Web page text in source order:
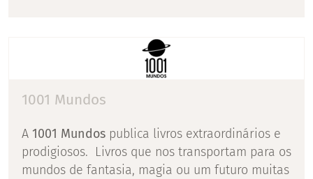
1001 Mundos
A 1001 Mundos publica livros extraordinários e
prodigiosos. Livros que nos transportam para os
mundos de fantasia, magia ou um futuro muitas